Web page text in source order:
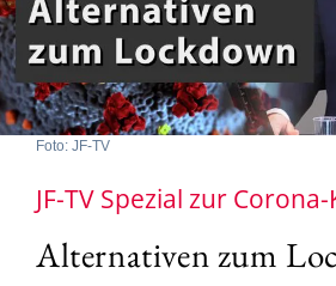
Foto: JF-TV
JF-TV Spezial zur
Alternativen zum